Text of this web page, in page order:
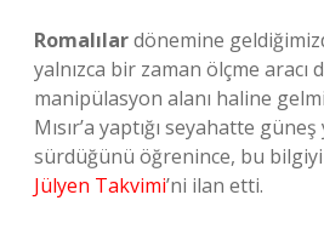
Romalılardönemine
yalnızca bir zaman ölçme
manipülasyon alanı haline
Mısır’a yaptığı seyahatte güneş
sürdüğünü öğrenince, bu bilgiyi
Jülyen Takvimi’ni ilan etti.